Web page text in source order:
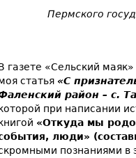
Пермского
газете «Сельский
статья «С
район – с.
при написании
«Откуда мы
люди»
познаниями в